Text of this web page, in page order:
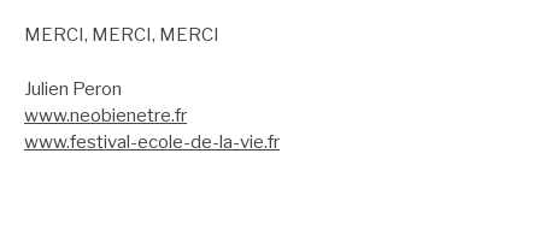
MERCI, MERCI, MERCI
Julien Peron
www.neobienetre.fr
www.festival-ecole-de-la-vie.fr